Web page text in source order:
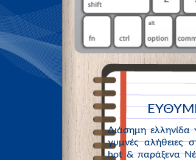
Διάσημη ελληνίδα
γυμνές αλήθειες
hot & παράξενα